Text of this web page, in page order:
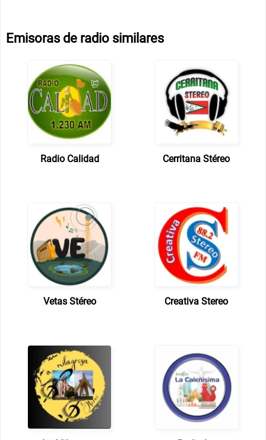
Emisoras de radio similares
Radio Calidad Cerritana Stéreo
Vetas Stéreo Creativa Stereo